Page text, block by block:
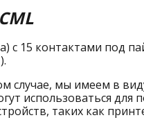
с 15 контактами под
случае, мы имеем в
использоваться для
таких как